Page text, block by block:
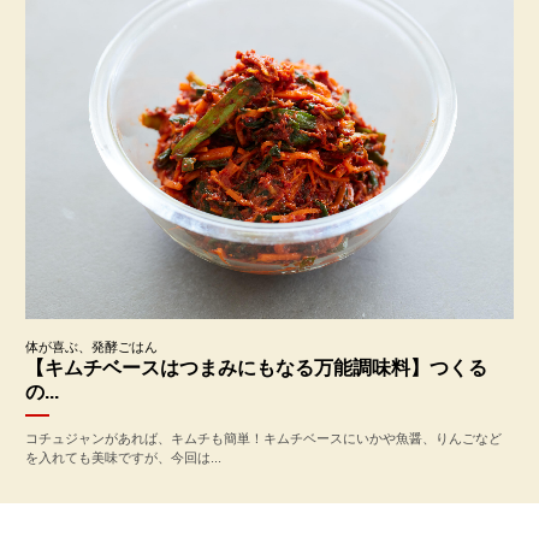
体が喜ぶ、発酵ごはん
【キムチベースはつまみにもなる万能調味料】つくる
の...
コチュジャンがあれば、キムチも簡単！キムチベースにいかや魚醤、りんごなど
を入れても美味ですが、今回は...